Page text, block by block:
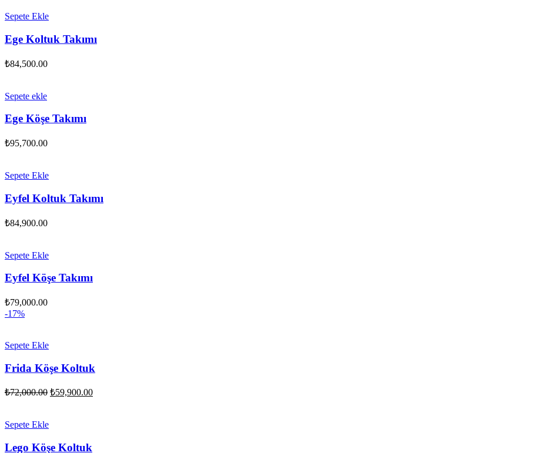
Sepete Ekle
Ege Koltuk Takımı
₺84,500.00
Sepete ekle
Ege Köşe Takımı
₺95,700.00
Sepete Ekle
Eyfel Koltuk Takımı
₺84,900.00
Sepete Ekle
Eyfel Köşe Takımı
₺79,000.00
-17%
Sepete Ekle
Frida Köşe Koltuk
₺72,000.00 Orijinal
₺59,900.00Şu
Sepete Ekle
Lego Köşe Koltuk